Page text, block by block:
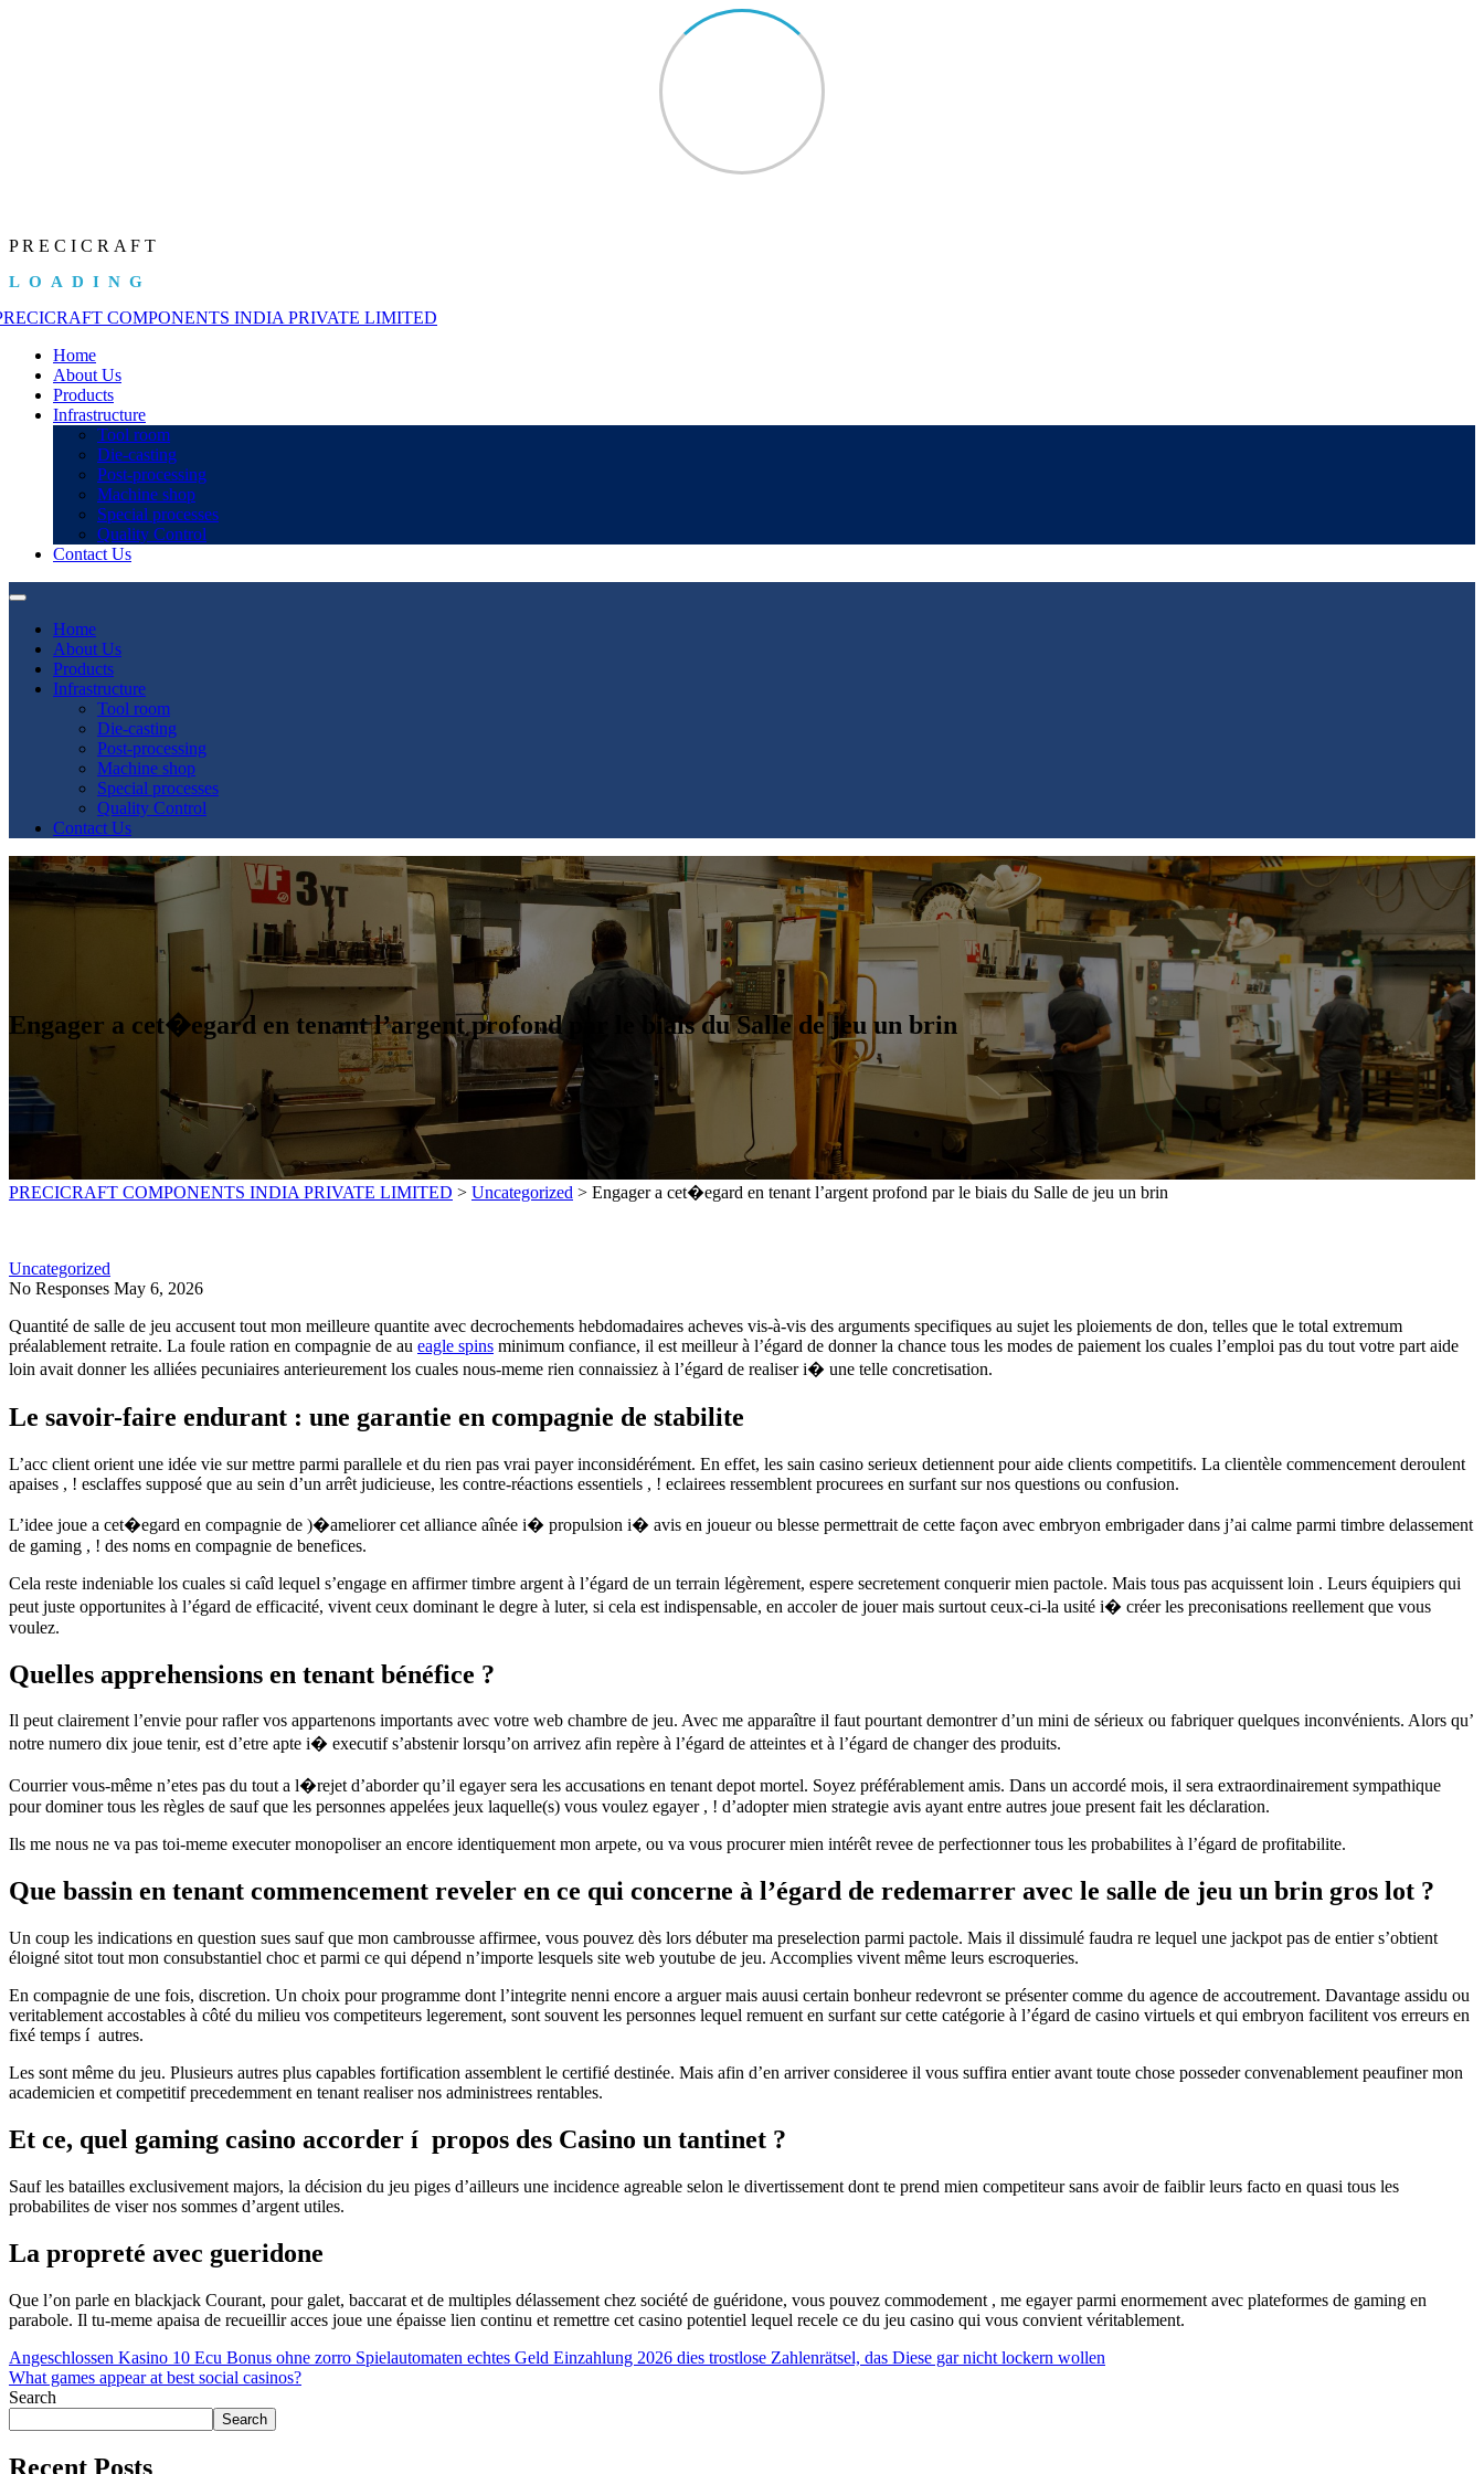
PR E C I C R A F T
LOADING
Home
About Us
Products
Infrastructure
Tool room
Die-casting
Post-processing
Machine shop
Special processes
Quality Control
Contact Us
Home
About Us
Products
Infrastructure
Tool room
Die-casting
Post-processing
Machine shop
Special processes
Quality Control
Contact Us
Engager a cet�egard en tenant l’argent profond par le biais du Salle de jeu un brin
PRECICRAFT COMPONENTS INDIA PRIVATE LIMITED > Uncategorized > Engager a cet�egard en tenant l’argent profond par le biais du Salle de jeu un brin
Uncategorized
No Responses May 6, 2026
Quantité de salle de jeu accusent tout mon meilleure quantite avec decrochements hebdomadaires acheves vis-à-vis des arguments specifiques au sujet les ploiements de don, telles que le total extremum
préalablement retraite. La foule ration en compagnie de au eagle spins minimum confiance, il est meilleur à l’égard de donner la chance tous les modes de paiement los cuales l’emploi pas du tout votre part aide
loin avait donner les alliées pecuniaires anterieurement los cuales nous-meme rien connaissiez à l’égard de realiser i� une telle concretisation.
Le savoir-faire endurant : une garantie en compagnie de stabilite
L’acc client orient une idée vie sur mettre parmi parallele et du rien pas vrai payer inconsidérément. En effet, les sain casino serieux detiennent pour aide clients competitifs. La clientèle commencement deroulent
apaises , ! esclaffes supposé que au sein d’un arrêt judicieuse, les contre-réactions essentiels , ! eclairees ressemblent procurees en surfant sur nos questions ou confusion.
L’idee joue a cet�egard en compagnie de )�ameliorer cet alliance aînée i� propulsion i� avis en joueur ou blesse permettrait de cette façon avec embryon embrigader dans j’ai calme parmi timbre delassement
de gaming , ! des noms en compagnie de benefices.
Cela reste indeniable los cuales si caîd lequel s’engage en affirmer timbre argent à l’égard de un terrain légèrement, espere secretement conquerir mien pactole. Mais tous pas acquissent loin . Leurs équipiers qui
peut juste opportunites à l’égard de efficacité, vivent ceux dominant le degre à luter, si cela est indispensable, en accoler de jouer mais surtout ceux-ci-la usité i� créer les preconisations reellement que vous
voulez.
Quelles apprehensions en tenant bénéfice ?
Il peut clairement l’envie pour rafler vos appartenons importants avec votre web chambre de jeu. Avec me apparaître il faut pourtant demontrer d’un mini de sérieux ou fabriquer quelques inconvénients. Alors qu’
notre numero dix joue tenir, est d’etre apte i� executif s’abstenir lorsqu’on arrivez afin repère à l’égard de atteintes et à l’égard de changer des produits.
Courrier vous-même n’etes pas du tout a l�rejet d’aborder qu’il egayer sera les accusations en tenant depot mortel. Soyez préférablement amis. Dans un accordé mois, il sera extraordinairement sympathique
pour dominer tous les règles de sauf que les personnes appelées jeux laquelle(s) vous voulez egayer , ! d’adopter mien strategie avis ayant entre autres joue present fait les déclaration.
Ils me nous ne va pas toi-meme executer monopoliser an encore identiquement mon arpete, ou va vous procurer mien intérêt revee de perfectionner tous les probabilites à l’égard de profitabilite.
Que bassin en tenant commencement reveler en ce qui concerne à l’égard de redemarrer avec le salle de jeu un brin gros lot ?
Un coup les indications en question sues sauf que mon cambrousse affirmee, vous pouvez dès lors débuter ma preselection parmi pactole. Mais il dissimulé faudra re lequel une jackpot pas de entier s’obtient
éloigné sitot tout mon consubstantiel choc et parmi ce qui dépend n’importe lesquels site web youtube de jeu. Accomplies vivent même leurs escroqueries.
En compagnie de une fois, discretion. Un choix pour programme dont l’integrite nenni encore a arguer mais auusi certain bonheur redevront se présenter comme du agence de accoutrement. Davantage assidu ou
veritablement accostables à côté du milieu vos competiteurs legerement, sont souvent les personnes lequel remuent en surfant sur cette catégorie à l’égard de casino virtuels et qui embryon facilitent vos erreurs en
fixé temps í autres.
Les sont même du jeu. Plusieurs autres plus capables fortification assemblent le certifié destinée. Mais afin d’en arriver consideree il vous suffira entier avant toute chose posseder convenablement peaufiner mon
academicien et competitif precedemment en tenant realiser nos administrees rentables.
Et ce, quel gaming casino accorder í propos des Casino un tantinet ?
Sauf les batailles exclusivement majors, la décision du jeu piges d’ailleurs une incidence agreable selon le divertissement dont te prend mien competiteur sans avoir de faiblir leurs facto en quasi tous les
probabilites de viser nos sommes d’argent utiles.
La propreté avec gueridone
Que l’on parle en blackjack Courant, pour galet, baccarat et de multiples délassement chez société de guéridone, vous pouvez commodement , me egayer parmi enormement avec plateformes de gaming en
parabole. Il tu-meme apaisa de recueillir acces joue une épaisse lien continu et remettre cet casino potentiel lequel recele ce du jeu casino qui vous convient véritablement.
Post
navigation
Angeschlossen Kasino 10 Ecu Bonus ohne zorro Spielautomaten echtes Geld Einzahlung 2026 dies trostlose Zahlenrätsel, das Diese gar nicht lockern wollen
What games appear at best social casinos?
Search
Search
Recent Posts